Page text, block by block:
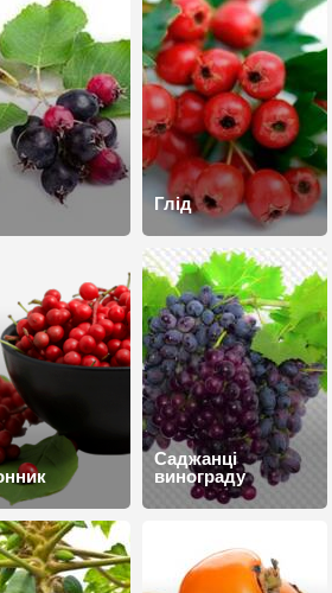
Глід
Саджанці
винограду